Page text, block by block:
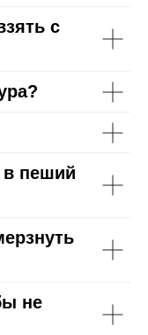
с
в пеший
не